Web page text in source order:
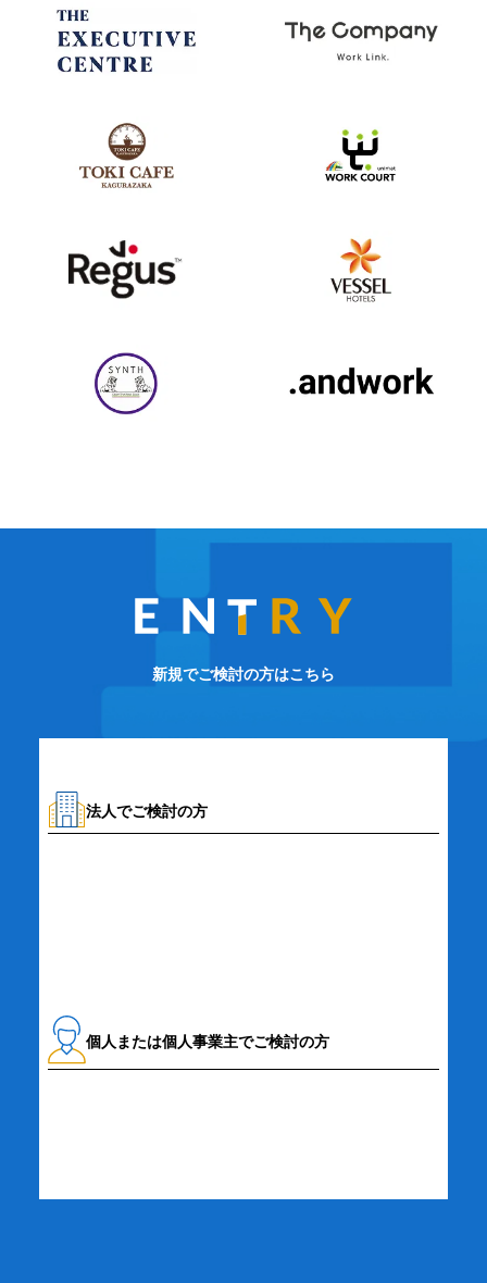
新規でご検討の方はこちら
法人でご検討の方
個人または個人事業主でご検討の方